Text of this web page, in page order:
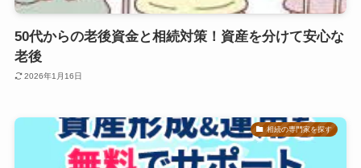
50代からの老後資金と相続対策！資産を分けて安心な
老後
2026年1月16日
相続の専門家を探す